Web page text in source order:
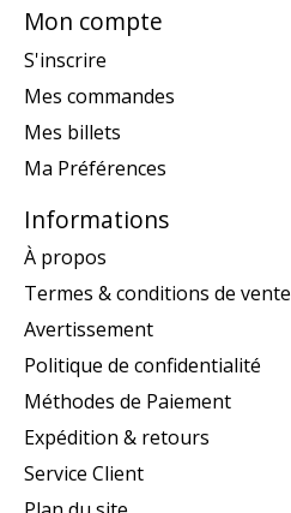
Mon compte
S'inscrire
Mes commandes
Mes billets
Ma Préférences
Informations
À propos
Termes & conditions de vente
Avertissement
Politique de confidentialité
Méthodes de Paiement
Expédition & retours
Service Client